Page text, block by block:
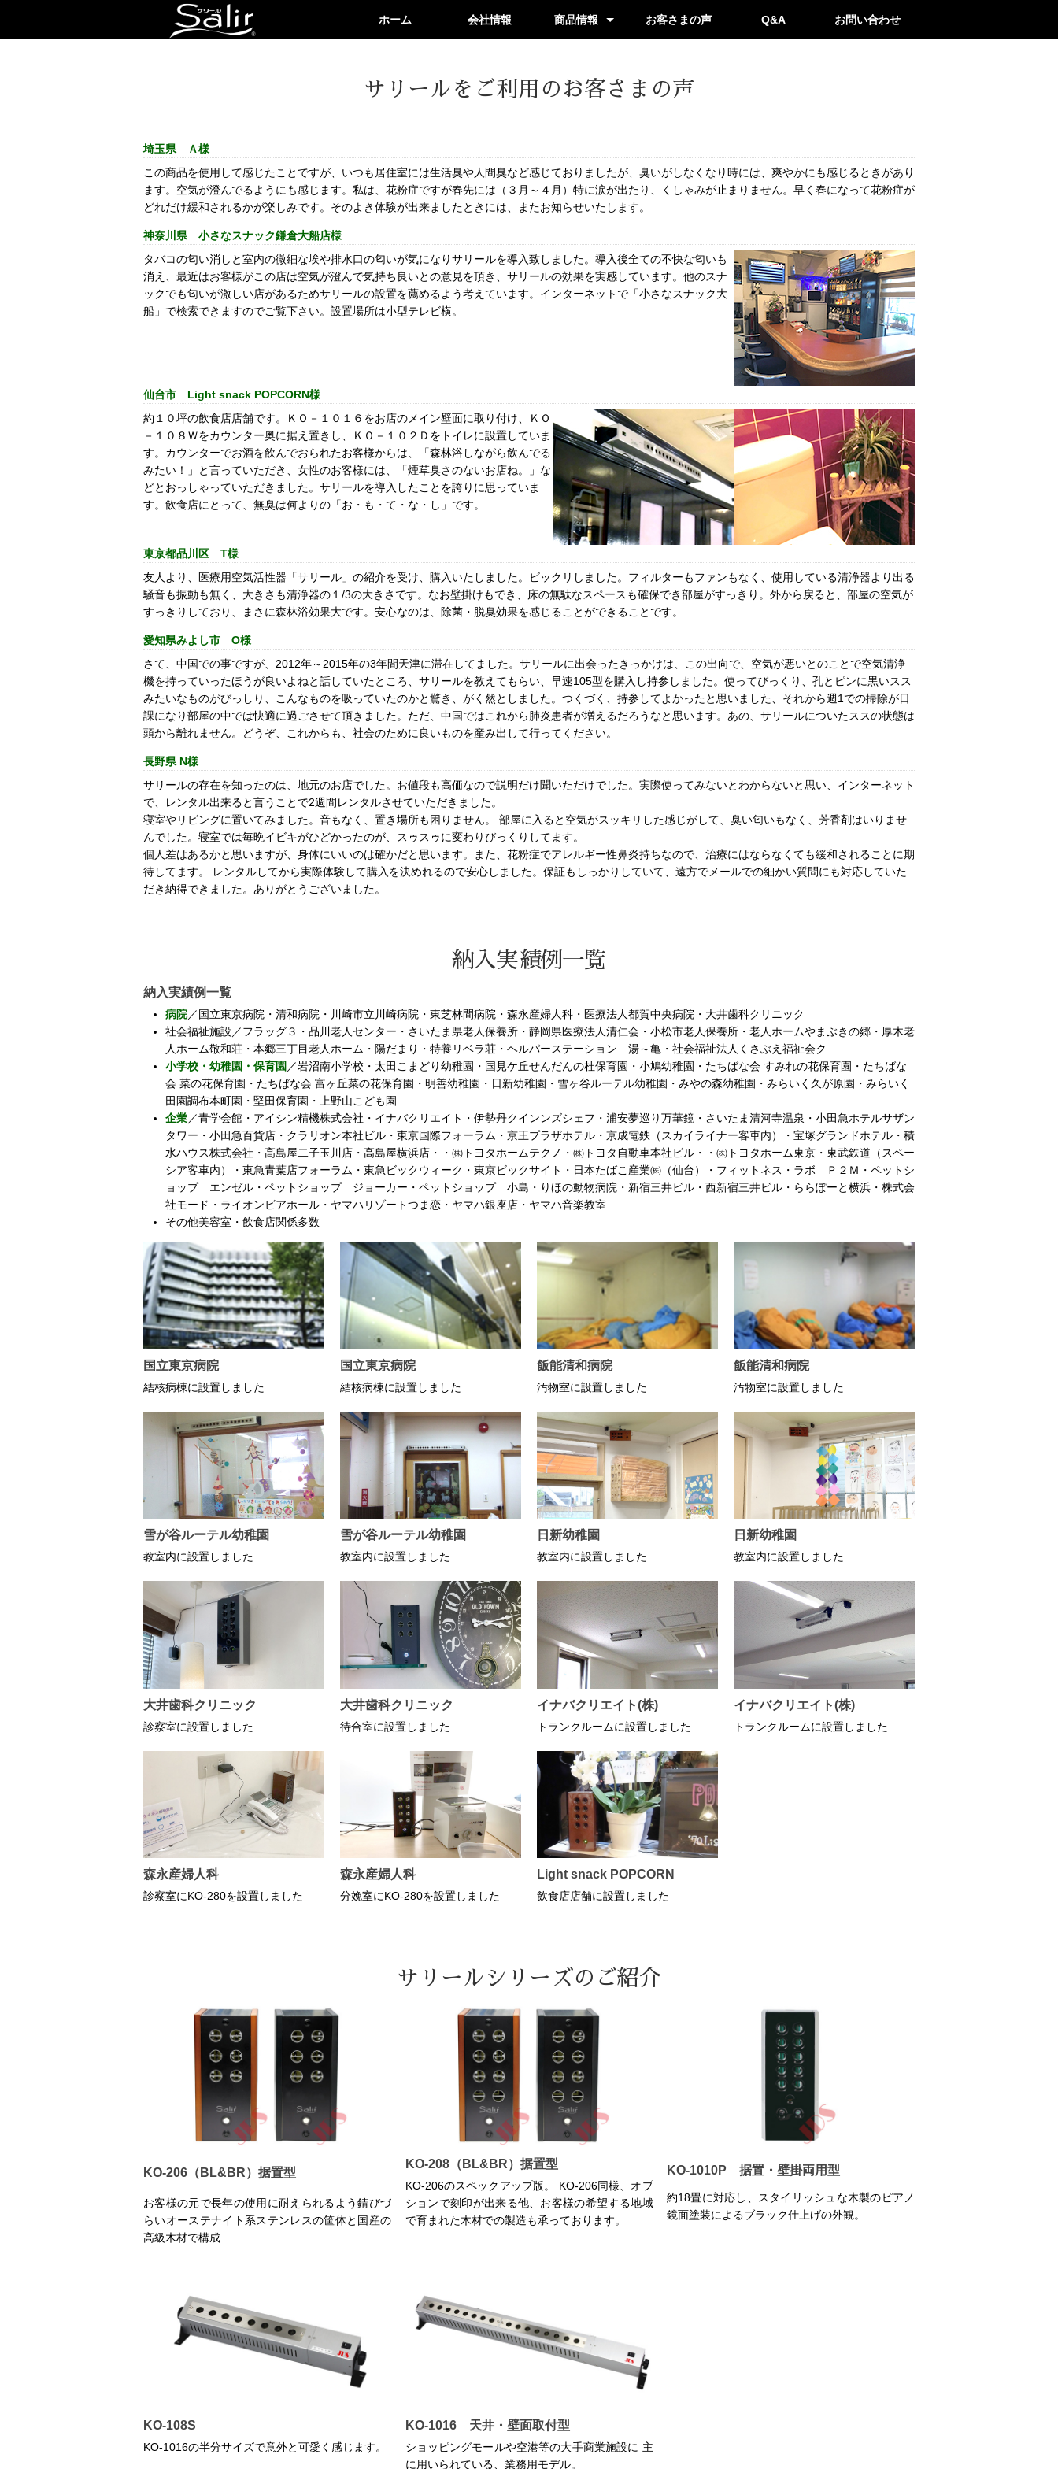
ホーム 会社情報 商品情報 お客さまの声 Q&A お問い合わせ
サリールをご利用のお客さまの声
埼玉県 Ａ様
この商品を使用して感じたことですが、いつも居住室には生活臭や人間臭など感じておりましたが、臭いがしなくなり時には、爽やかにも感じるときがあり
ます。空気が澄んでるようにも感じます。私は、花粉症ですが春先には（３月～４月）特に涙が出たり、くしゃみが止まりません。早く春になって花粉症が
どれだけ緩和されるかが楽しみです。そのよき体験が出来ましたときには、またお知らせいたします。
神奈川県 小さなスナック鎌倉大船店様
タバコの匂い消しと室内の微細な埃や排水口の匂いが気になりサリールを導入致しました。導入後全ての不快な匂いも
消え、最近はお客様がこの店は空気が澄んで気持ち良いとの意見を頂き、サリールの効果を実感しています。他のスナ
ックでも匂いが激しい店があるためサリールの設置を薦めるよう考えています。インターネットで「小さなスナック大
船」で検索できますのでご覧下さい。設置場所は小型テレビ横。
仙台市 Light snack POPCORN様
約１０坪の飲食店店舗です。ＫＯ－１０１６をお店のメイン壁面に取り付け、ＫＯ
－１０８Ｗをカウンター奥に据え置きし、ＫＯ－１０２Ｄをトイレに設置していま
す。カウンターでお酒を飲んでおられたお客様からは、「森林浴しながら飲んでる
みたい！」と言っていただき、女性のお客様には、「煙草臭さのないお店ね。」な
どとおっしゃっていただきました。サリールを導入したことを誇りに思っていま
す。飲食店にとって、無臭は何よりの「お・も・て・な・し」です。
東京都品川区 T様
友人より、医療用空気活性器「サリール」の紹介を受け、購入いたしました。ビックリしました。フィルターもファンもなく、使用している清浄器より出る
騒音も振動も無く、大きさも清浄器の１/3の大きさです。なお壁掛けもでき、床の無駄なスペースも確保でき部屋がすっきり。外から戻ると、部屋の空気が
すっきりしており、まさに森林浴効果大です。安心なのは、除菌・脱臭効果を感じることができることです。
愛知県みよし市 O様
さて、中国での事ですが、2012年～2015年の3年間天津に滞在してました。サリールに出会ったきっかけは、この出向で、空気が悪いとのことで空気清浄
機を持っていったほうが良いよねと話していたところ、サリールを教えてもらい、早速105型を購入し持参しました。使ってびっくり、孔とピンに黒いスス
みたいなものがびっしり、こんなものを吸っていたのかと驚き、がく然としました。つくづく、持参してよかったと思いました、それから週1での掃除が日
課になり部屋の中では快適に過ごさせて頂きました。ただ、中国ではこれから肺炎患者が増えるだろうなと思います。あの、サリールについたススの状態は
頭から離れません。どうぞ、これからも、社会のために良いものを産み出して行ってください。
長野県 N様
サリールの存在を知ったのは、地元のお店でした。お値段も高価なので説明だけ聞いただけでした。実際使ってみないとわからないと思い、インターネット
で、レンタル出来ると言うことで2週間レンタルさせていただきました。
寝室やリビングに置いてみました。音もなく、置き場所も困りません。 部屋に入ると空気がスッキリした感じがして、臭い匂いもなく、芳香剤はいりませ
んでした。寝室では毎晩イビキがひどかったのが、スゥスゥに変わりびっくりしてます。
個人差はあるかと思いますが、身体にいいのは確かだと思います。また、花粉症でアレルギー性鼻炎持ちなので、治療にはならなくても緩和されることに期
待してます。 レンタルしてから実際体験して購入を決めれるので安心しました。保証もしっかりしていて、遠方でメールでの細かい質問にも対応していた
だき納得できました。ありがとうございました。
納入実績例一覧
納入実績例一覧
病院／国立東京病院・清和病院・川崎市立川崎病院・東芝林間病院・森永産婦人科・医療法人都賀中央病院・大井歯科クリニック
社会福祉施設／フラッグ３・品川老人センター・さいたま県老人保養所・静岡県医療法人清仁会・小松市老人保養所・老人ホームやまぶきの郷・厚木老
人ホーム敬和荘・本郷三丁目老人ホーム・陽だまり・特養リベラ荘・ヘルパーステーション 湯～亀・社会福祉法人くさぶえ福祉会ク
小学校・幼稚園・保育園 ／岩沼南小学校・太田こまどり幼稚園・国見ケ丘せんだんの杜保育園・小鳩幼稚園・たちばな会 すみれの花保育園・たちばな
会 菜の花保育園・たちばな会 富ヶ丘菜の花保育園・明善幼稚園・日新幼稚園・雪ヶ谷ルーテル幼稚園・みやの森幼稚園・みらいく久が原園・みらいく
田園調布本町園・堅田保育園・上野山こども園
企業／青学会館・アイシン精機株式会社・イナバクリエイト・伊勢丹クインンズシェフ・浦安夢巡り万華鏡・さいたま清河寺温泉・小田急ホテルサザン
タワー・小田急百貨店・クラリオン本社ビル・東京国際フォーラム・京王プラザホテル・京成電鉄（スカイライナー客車内）・宝塚グランドホテル・積
水ハウス株式会社・高島屋二子玉川店・高島屋横浜店・・㈱トヨタホームテクノ・㈱トヨタ自動車本社ビル・・㈱トヨタホーム東京・東武鉄道（スペー
シア客車内）・東急青葉店フォーラム・東急ビックウィーク・東京ビックサイト・日本たばこ産業㈱（仙台）・フィットネス・ラボ Ｐ２Ｍ・ペットシ
ョップ エンゼル・ペットショップ ジョーカー・ペットショップ 小島・りほの動物病院・新宿三井ビル・西新宿三井ビル・ららぽーと横浜・株式会
社モード・ライオンビアホール・ヤマハリゾートつま恋・ヤマハ銀座店・ヤマハ音楽教室
その他美容室・飲食店関係多数
国立東京病院
結核病棟に設置しました
国立東京病院
結核病棟に設置しました
飯能清和病院
汚物室に設置しました
飯能清和病院
汚物室に設置しました
雪が谷ルーテル幼稚園
教室内に設置しました
雪が谷ルーテル幼稚園
教室内に設置しました
日新幼稚園
教室内に設置しました
日新幼稚園
教室内に設置しました
大井歯科クリニック
診察室に設置しました
大井歯科クリニック
待合室に設置しました
イナバクリエイト(株)
トランクルームに設置しました
イナバクリエイト(株)
トランクルームに設置しました
森永産婦人科
診察室にKO-280を設置しました
森永産婦人科
分娩室にKO-280を設置しました
Light snack POPCORN
飲食店店舗に設置しました
サリールシリーズのご紹介
KO-206（BL&BR）据置型
お客様の元で長年の使用に耐えられるよう錆びづ
らいオーステナイト系ステンレスの筐体と国産の
高級木材で構成
KO-208（BL&BR）据置型
KO-206のスペックアップ版。 KO-206同様、オプ
ションで刻印が出来る他、お客様の希望する地域
で育まれた木材での製造も承っております。
KO-1010P 据置・壁掛両用型
約18畳に対応し、スタイリッシュな木製のピアノ
鏡面塗装によるブラック仕上げの外観。
KO-108S
KO-1016の半分サイズで意外と可愛く感じます。
KO-1016 天井・壁面取付型
ショッピングモールや空港等の大手商業施設に 主
に用いられている、業務用モデル。